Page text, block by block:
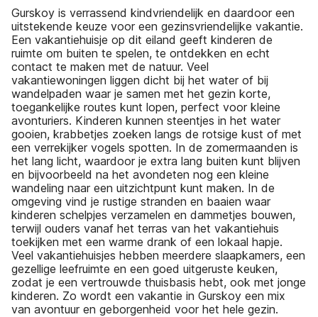
Gurskoy is verrassend kindvriendelijk en daardoor een
uitstekende keuze voor een gezinsvriendelijke vakantie.
Een vakantiehuisje op dit eiland geeft kinderen de
ruimte om buiten te spelen, te ontdekken en echt
contact te maken met de natuur. Veel
vakantiewoningen liggen dicht bij het water of bij
wandelpaden waar je samen met het gezin korte,
toegankelijke routes kunt lopen, perfect voor kleine
avonturiers. Kinderen kunnen steentjes in het water
gooien, krabbetjes zoeken langs de rotsige kust of met
een verrekijker vogels spotten. In de zomermaanden is
het lang licht, waardoor je extra lang buiten kunt blijven
en bijvoorbeeld na het avondeten nog een kleine
wandeling naar een uitzichtpunt kunt maken. In de
omgeving vind je rustige stranden en baaien waar
kinderen schelpjes verzamelen en dammetjes bouwen,
terwijl ouders vanaf het terras van het vakantiehuis
toekijken met een warme drank of een lokaal hapje.
Veel vakantiehuisjes hebben meerdere slaapkamers, een
gezellige leefruimte en een goed uitgeruste keuken,
zodat je een vertrouwde thuisbasis hebt, ook met jonge
kinderen. Zo wordt een vakantie in Gurskoy een mix
van avontuur en geborgenheid voor het hele gezin.